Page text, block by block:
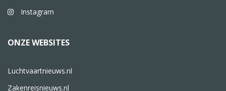
Instagram
ONZE WEBSITES
Luchtvaartnieuws.nl
Zakenreisnieuws.nl